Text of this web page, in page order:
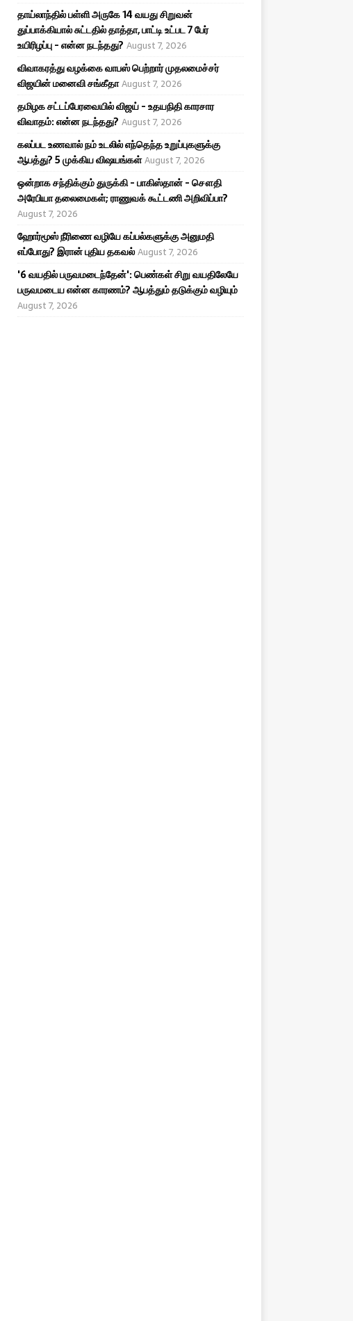
தாய்லாந்தில் பள்ளி அருகே 14 வயது சிறுவன்
துப்பாக்கியால் சுட்டதில் தாத்தா, பாட்டி உட்பட 7 பேர்
உயிரிழப்பு - என்ன நடந்தது? August 7, 2026
விவாகரத்து வழக்கை வாபஸ் பெற்றார் முதலமைச்சர்
விஜயின் மனைவி சங்கீதா August 7, 2026
தமிழக சட்டப்பேரவையில் விஜய் - உதயநிதி காரசார
விவாதம்: என்ன நடந்தது? August 7, 2026
கலப்பட உணவால் நம் உடலில் எந்தெந்த உறுப்புகளுக்கு
ஆபத்து? 5 முக்கிய விஷயங்கள் August 7, 2026
ஒன்றாக சந்திக்கும் துருக்கி - பாகிஸ்தான் - சௌதி
அரேபியா தலைமைகள்; ராணுவக் கூட்டணி அறிவிப்பா?
August 7, 2026
ஹோர்மூஸ் நீரிணை வழியே கப்பல்களுக்கு அனுமதி
எப்போது? இரான் புதிய தகவல் August 7, 2026
'6 வயதில் பருவமடைந்தேன்': பெண்கள் சிறு வயதிலேயே
பருவமடைய என்ன காரணம்? ஆபத்தும் தடுக்கும் வழியும்
August 7, 2026